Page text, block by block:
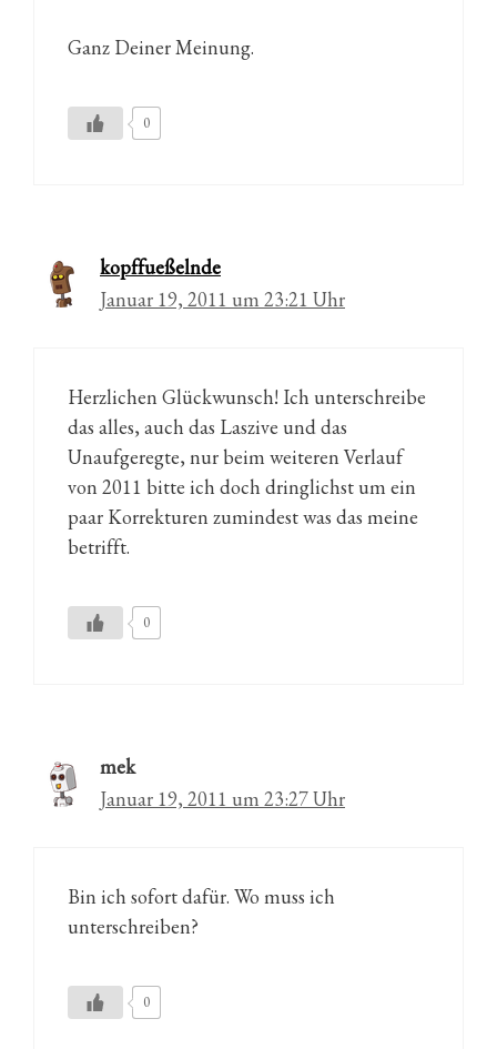
Ganz Deiner Meinung.
0
kopffueßelnde
Januar 19, 2011 um 23:21 Uhr
Herzlichen Glückwunsch! Ich unterschreibe
das alles, auch das Laszive und das
Unaufgeregte, nur beim weiteren Verlauf
von 2011 bitte ich doch dringlichst um ein
paar Korrekturen zumindest was das meine
betrifft.
0
mek
Januar 19, 2011 um 23:27 Uhr
Bin ich sofort dafür. Wo muss ich
unterschreiben?
0